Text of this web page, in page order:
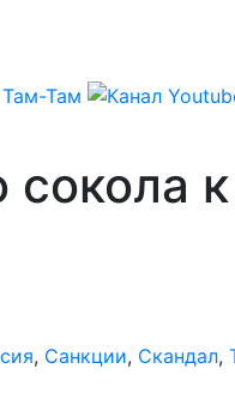
, Санкции, Скандал,